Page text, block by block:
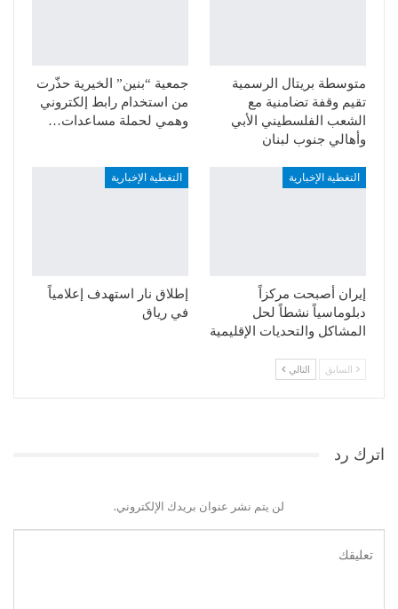
متوسطة بريتال الرسمية
تقيم وقفة تضامنية مع
الشعب الفلسطيني الأبي
وأهالي جنوب لبنان
جمعية “بنين” الخيرية حذّرت
من استخدام رابط إلكتروني
وهمي لحملة مساعدات…
التغطية الإخبارية
إيران أصبحت مركزاً
دبلوماسياً نشطاً لحل
المشاكل والتحديات الإقليمية
التغطية الإخبارية
إطلاق نار استهدف إعلامياً
في رياق
السابق التالي
اترك رد
لن يتم نشر عنوان بريدك الإلكتروني.